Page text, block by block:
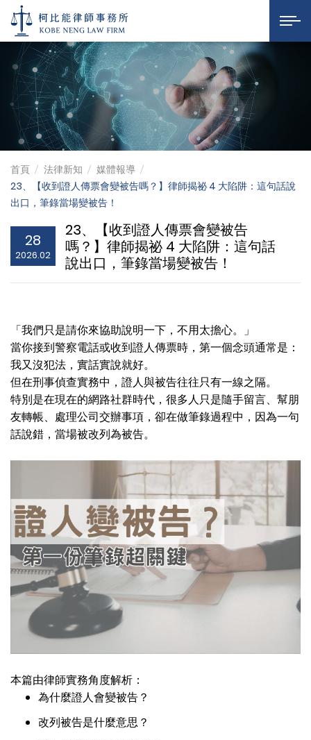
證人會變被告嗎？做筆
柯比能律師事務所
展開
首頁 法律新知
媒體報導
23、【收到證人傳票會變被告嗎？】律師揭祕 4 大陷阱：這句話說
出口，筆錄當場變被告！
28
2026.02
23、【收到證人傳票會變被告
嗎？】律師揭祕 4 大陷阱：這句話
說出口，筆錄當場變被告！
「我們只是請你來協助說明一下，不用太擔心。」
當你接到警察電話或收到證人傳票時，第一個念頭通常是：
我又沒犯法，實話實說就好。
但在刑事偵查實務中，證人與被告往往只有一線之隔。
特別是在現在的網路社群時代，很多人只是隨手留言、幫朋
友轉帳、處理公司交辦事項，卻在做筆錄過程中，因為一句
話說錯，當場被改列為被告。
本篇由律師實務角度解析：
為什麼證人會變被告？
改列被告是什麼意思？